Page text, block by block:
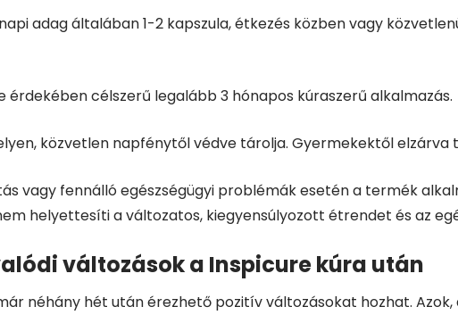
adag általában 1-2 kapszula, étkezés közben vagy
érdekében célszerű legalább 3 hónapos kúraszerű alkalmazás.
közvetlen napfénytől védve tárolja. Gyermekektől elzárva
vagy fennálló egészségügyi problémák esetén a termék
helyettesíti a változatos, kiegyensúlyozott étrendet és az
változások a Inspicure kúra után
néhány hét után érezhető pozitív változásokat hozhat.